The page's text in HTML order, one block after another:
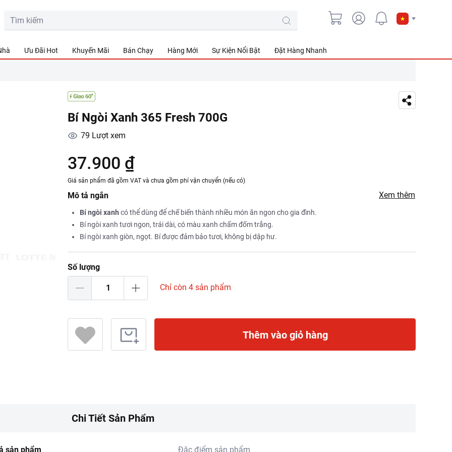
Ưu Đãi Hot Khuyến Mãi Bán Chạy Hàng Mới Sự Kiện Nổi Bật Đặt Hàng Nhanh
Bí Ngòi Xanh 365 Fresh 700G
79 Lượt xem
37.900 ₫
Giá sản phẩm đã gồm VAT và chưa gồm phí vận chuyển (nếu có)
Mô tả ngắn Xem thêm
Bí ngòi xanh có thể dùng để chế biến thành nhiều món ăn ngon cho gia đình.
Bí ngòi xanh tươi ngon, trái dài, có màu xanh chấm đốm trắng.
Bí ngòi xanh giòn, ngọt. Bí được đảm bảo tươi, không bị dập hư.
Số lượng
Chỉ còn 4 sản phẩm
Thêm vào giỏ hàng
Chi Tiết Sản Phẩm
sản phẩm Đặc điểm sản phẩm